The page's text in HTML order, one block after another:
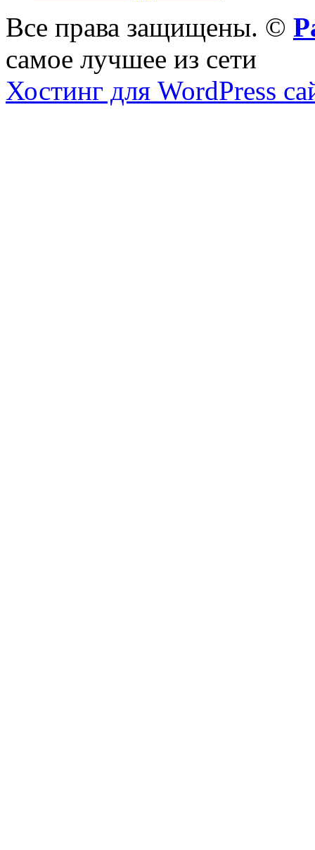
Все права защищены. ©
самое лучшее из сети
Хостинг для WordPress